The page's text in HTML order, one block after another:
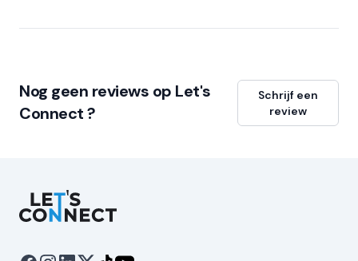
Nog geen reviews op Let's
Connect ?
Schrijf een
review
Let's Connect